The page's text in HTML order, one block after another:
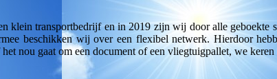
klein transportbedrijf en in 2019 zijn wij door alle geboekte
beschikken wij over een flexibel netwerk. Hierdoor
nou gaat om een document of een vliegtuigpallet, we keren